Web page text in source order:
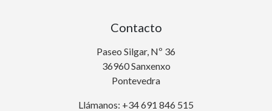
Contacto
Paseo Silgar, Nº 36
36960 Sanxenxo
Pontevedra
Llámanos: +34 691 846 515